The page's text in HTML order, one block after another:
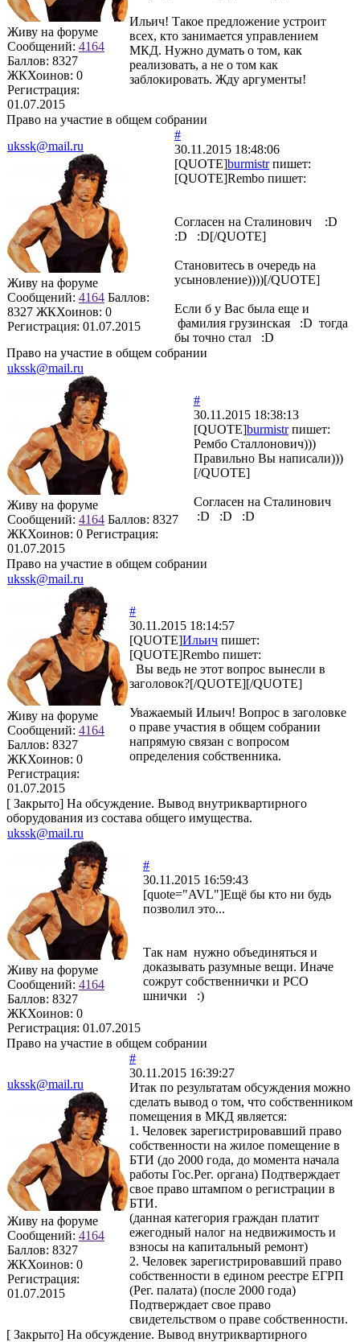
Живу на форуме
Сообщений: 4164
Баллов: 8327
ЖКХоинов: 0
Регистрация:
01.07.2015
Ильич! Такое предложение устроит
всех, кто занимается управлением
МКД. Нужно думать о том, как
реализовать, а не о том как
заблокировать. Жду аргументы!
Право на участие в общем собрании
ukssk@mail.ru
Живу на форуме
Сообщений: 4164 Баллов:
8327 ЖКХоинов: 0
Регистрация: 01.07.2015
#
30.11.2015 18:48:06
[QUOTE]burmistrпишет:
[QUOTE]Rembo пишет:
Согласен на Сталинович :D
:D :D[/QUOTE]
Становитесь в очередь на
усыновление))))[/QUOTE]
Если б у Вас была еще и
фамилия грузинская :D тогда
бы точно стал :D
Право на участие в общем собрании
ukssk@mail.ru
Живу на форуме
Сообщений: 4164 Баллов: 8327
ЖКХоинов: 0 Регистрация:
01.07.2015
#
30.11.2015 18:38:13
[QUOTE]burmistrпишет:
Рембо Сталлонович)))
Правильно Вы написали)))
[/QUOTE]
Согласен на Сталинович
:D :D :D
Право на участие в общем собрании
ukssk@mail.ru
Живу на форуме
Сообщений: 4164
Баллов: 8327
ЖКХоинов: 0
Регистрация:
01.07.2015
#
30.11.2015 18:14:57
[QUOTE]Ильич пишет:
[QUOTE]Rembo пишет:
Вы ведь не этот вопрос вынесли в
заголовок?[/QUOTE][/QUOTE]
Уважаемый Ильич! Вопрос в заголовке
о праве участия в общем собрании
напрямую связан с вопросом
определения собственника.
[ Закрыто] На обсуждение. Вывод внутриквартирного
оборудования из состава общего имущества.
ukssk@mail.ru
Живу на форуме
Сообщений: 4164
Баллов: 8327
ЖКХоинов: 0
Регистрация: 01.07.2015
#
30.11.2015 16:59:43
[quote="AVL"]Ещё бы кто ни будь
позволил это...
Так нам нужно объединяться и
доказывать разумные вещи. Иначе
сожрут собственнички и РСО
шнички :)
Право на участие в общем собрании
ukssk@mail.ru
Живу на форуме
Сообщений: 4164
Баллов: 8327
ЖКХоинов: 0
Регистрация:
01.07.2015
#
30.11.2015 16:39:27
Итак по результатам обсуждения можно
сделать вывод о том, что собственником
помещения в МКД является:
1. Человек зарегистрировавший право
собственности на жилое помещение в
БТИ (до 2000 года, до момента начала
работы Гос.Рег. органа) Подтверждает
свое право штампом о регистрации в
БТИ.
(данная категория граждан платит
ежегодный налог на недвижимость и
взносы на капитальный ремонт)
2. Человек зарегистрировавший право
собственности в едином реестре ЕГРП
(Рег. палата) (после 2000 года)
Подтверждает свое право
свидетельством о праве собственности.
[ Закрыто] На обсуждение. Вывод внутриквартирного